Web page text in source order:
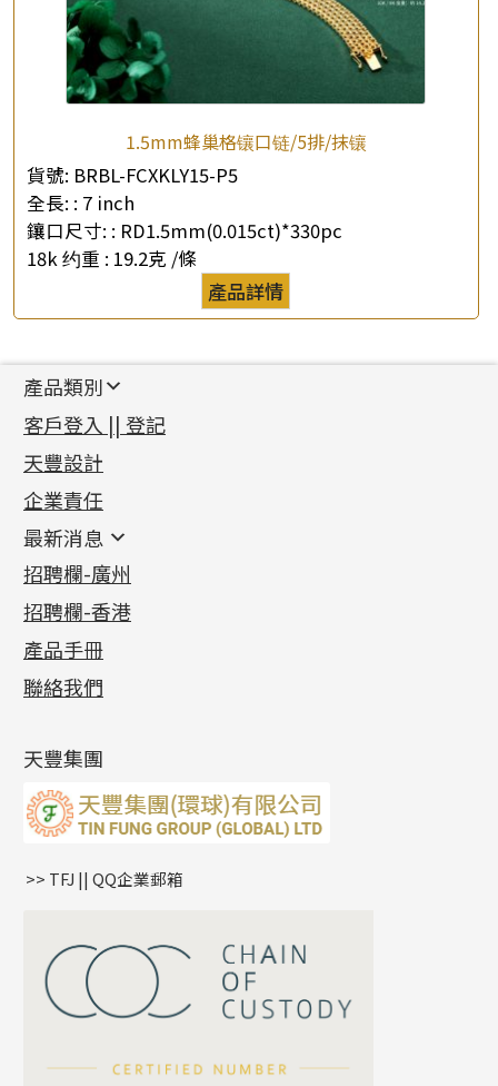
1.5mm蜂巢格镶口链/5排/抹镶
貨號: BRBL-FCXKLY15-P5
全長: : 7 inch
鑲口尺寸: : RD1.5mm(0.015ct)*330pc
18k 约重 : 19.2克 /條
產品詳情
產品類別
新產品
足金系列
足金配件
機織鏈系列
珠仔鏈
镶口链
管狀網鏈
十字車花鏈系列
十字閃O鏈系列
十字錘打鏈系列
側身車花鏈系列
側身鏈系列
雙十字鏈系列
水波鏈系列
蛇骨鏈系列
鏈尾系列
嘴唇鏈系列
S車花鏈系列
珍珠鏈系列
坦克鏈系列
滿天星鏈系列
首飾配件
耳環類配件
卷迫系列
螺絲迫系列
梅花迫系列
平臺迫系列
綫拍系列
美拍系列
耳環扣系列
耳綫/耳鈎系列
耳環爪頭
耳環
鏈類配件
動感車花吊墜
調節珠系列
生圈扣系列
龍蝦扣系列
鴨俐制系列
字母吊墜
相盒吊墜
項鏈吊墜
生肖吊墜
星座吊墜
珠扣
其他類配件
珠盤系列
袖口鈕系列
焊片及鐳射綫
空心車花管
珠類配件
無孔光身珠
空心光身珠
無孔批花珠
鑲口類
四爪頭系列
六爪頭系列
車花片
動感車花片
鑲口戒指
鑲口手鏈系列
首飾系列
手镯系列
戒指系列
空心耳環
空心车花管首饰链
空心手鐲系列
貴金屬原料
千足金
記憶金屬系列
記憶戒指
拉簧珠珠手鏈
記憶鈦手鐲
客戶登入 || 登記
天豐設計
企業責任
最新消息
最新消息
各項證書(2)
相片集(9)
展覽會資訊
最新產品資訊
招聘欄-廣州
招聘欄-香港
產品手冊
聯絡我們
天豐集團
>> TFJ || QQ企業郵箱